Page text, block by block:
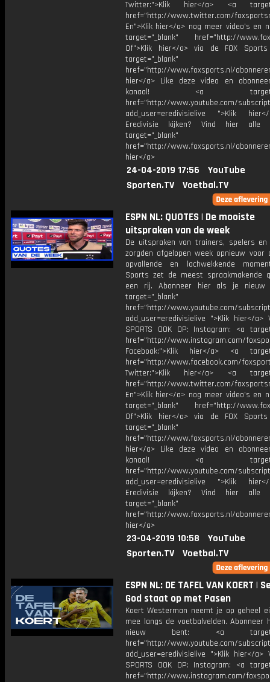
Twitter:">Klik hier</a> <a
href="http://www.twitter.com/
En">Klik hier</a> nog meer video’s en
target="_blank" href="http://
Of">Klik hier</a> via de FOX
target="_blank"
href="http://www.foxsports.nl/
hier</a> Like deze video en
kanaal! <a
href="http://www.youtube.com/
add_user=eredivisielive ">Klik
Eredivisie kijken? Vind hier alle
target="_blank"
href="http://www.foxsports.nl/
hier</a>
24-04-2019 17:56
YouTube
Sporten.TV
Voetbal.TV
ESPN NL: QUOTES | De mooiste
uitspraken van de week
De uitspraken van trainers, spelers en
zorgden afgelopen week opnieuw voor
opvallende en lachwekkende
Sports zet de meest spraakmakende
een rij. Abonneer hier als je nieuw
target="_blank"
href="http://www.youtube.com/
add_user=eredivisielive ">Klik hier</a>
SPORTS OOK OP: Instagram: <a
href="http://www.instagram.com/
Facebook:">Klik hier</a> <a
href="http://www.facebook.com/
Twitter:">Klik hier</a> <a
href="http://www.twitter.com/
En">Klik hier</a> nog meer video’s en
target="_blank" href="http://
Of">Klik hier</a> via de FOX
target="_blank"
href="http://www.foxsports.nl/
hier</a> Like deze video en
kanaal! <a
href="http://www.youtube.com/
add_user=eredivisielive ">Klik
Eredivisie kijken? Vind hier alle
target="_blank"
href="http://www.foxsports.nl/
hier</a>
23-04-2019 10:58
YouTube
Sporten.TV
Voetbal.TV
ESPN NL: DE TAFEL VAN KOERT |
God staat op met Pasen
Koert Westerman neemt je op geheel
mee langs de voetbalvelden. Abonneer
nieuw bent: <a
href="http://www.youtube.com/
add_user=eredivisielive ">Klik hier</a>
SPORTS OOK OP: Instagram: <a
href="http://www.instagram.com/